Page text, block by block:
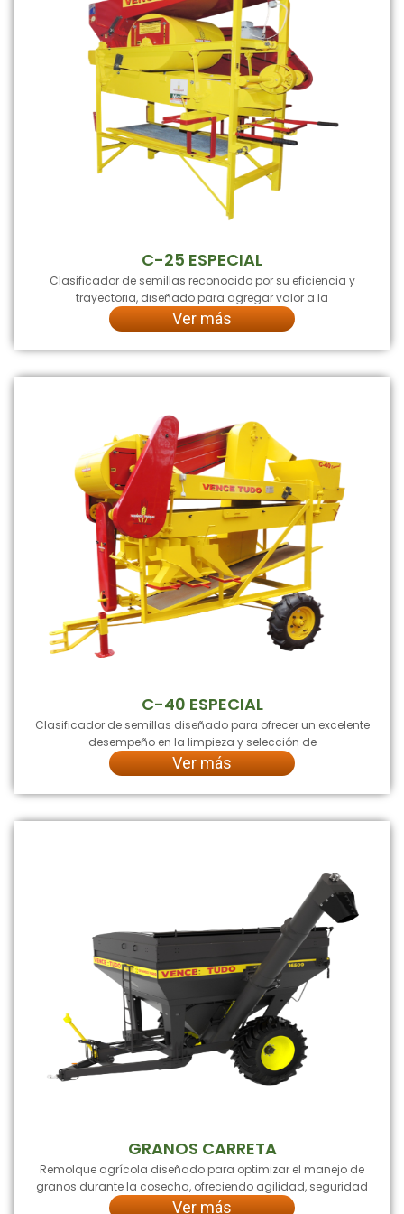
C-25 ESPECIAL
Clasificador de semillas reconocido por su eficiencia y
trayectoria, diseñado para agregar valor a la
Ver más
C-40 ESPECIAL
Clasificador de semillas diseñado para ofrecer un excelente
desempeño en la limpieza y selección de
Ver más
GRANOS CARRETA
Remolque agrícola diseñado para optimizar el manejo de
granos durante la cosecha, ofreciendo agilidad, seguridad
Ver más